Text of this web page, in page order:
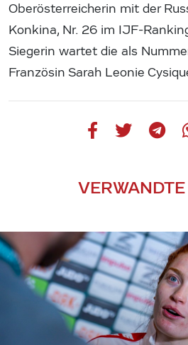
Oberösterreicherin mit der
Konkina, Nr. 26 im IJF-
Siegerin wartet die als
Französin Sarah Leonie